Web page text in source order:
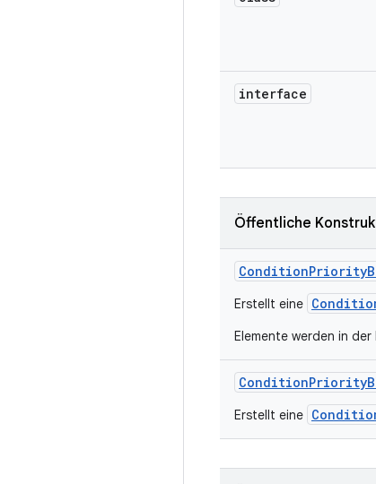
interface
Öffentliche
ConditionPriority
Erstellt eine
Elemente werden in
ConditionPriority
Erstellt eine